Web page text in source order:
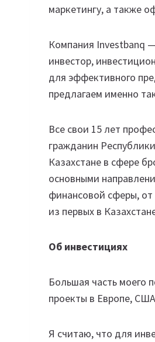
маркетингу, а также
Компания Investbanq
инвестор,
для эффективного
предлагаем именно
Все свои 15 лет
гражданин
Казахстане в сфере
основными
финансовой сферы, от
из первых в
Об инвестициях
Большая часть моего
проекты в Европе,
Я считаю, что для